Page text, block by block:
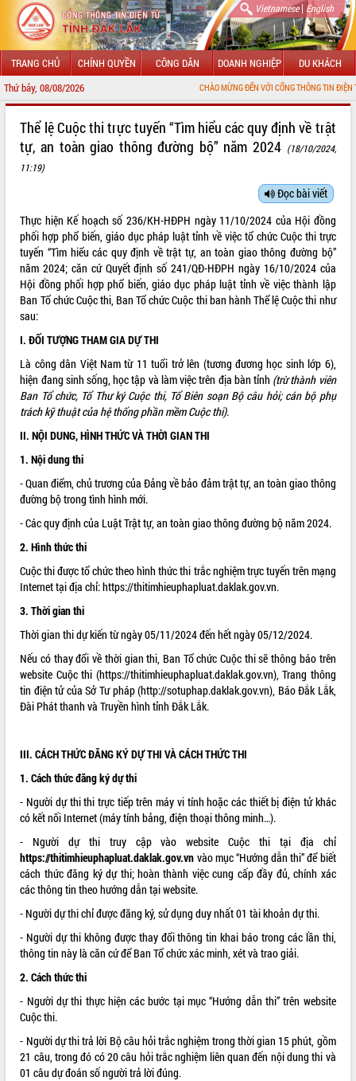
Vietnamese| English
TRANG CHỦ CHÍNH QUYỀN CÔNG DÂN DOANH NGHIỆP DU KHÁCH
Thứ bảy, 08/08/2026 CHÀO MỪNG ĐẾN VỚI CỔNG THÔNG TIN ĐIỆN TỬ TỈNH
LÃNH ĐẠO UBND TỈNH
SỞ, BAN, NGÀNH
UBND CÁC XÃ, PHƯỜNG
THÔNG TIN CHỈ ĐẠO ĐIỀU HÀNH
HỆ THỐNG VĂN BẢN
VĂN BẢN HĐND TỈNH
ĐIỂM TIN VĂN BẢN
QUY HOẠCH - KẾ HOẠCH
Khám bệnh, cấp phát thuốc miễn phí
và tặng quà người dân xã Cư Pui
Hội nghị UBND tỉnh Đắk Lắk thường kỳ
tháng 7/2026
Nam Anh hùng” và trao Huân chương
Lao động
UBND tỉnh Đắk Lắk triển khai nhiệm
vụ 6 tháng cuối năm 2026
Kỳ họp thứ Hai, Hội đồng nhân dân
tỉnh khóa XI quyết nghị nhiều nội dung
ALBUM ẢNH
Thể lệ Cuộc thi trực tuyến “Tìm hiểu các quy định về trật
tự, an toàn giao thông đường bộ” năm 2024 (18/10/2024,
11:19)
Đọc bài viết
Thực hiện Kế hoạch số 236/KH-HĐPH ngày 11/10/2024 của Hội đồng
phối hợp phổ biến, giáo dục pháp luật tỉnh về việc tổ chức Cuộc thi trực
tuyến “Tìm hiểu các quy định về trật tự, an toàn giao thông đường bộ”
năm 2024; căn cứ Quyết định số 241/QĐ-HĐPH ngày 16/10/2024 của
Hội đồng phối hợp phổ biến, giáo dục pháp luật tỉnh về việc thành lập
Ban Tổ chức Cuộc thi, Ban Tổ chức Cuộc thi ban hành Thể lệ Cuộc thi như
sau:
I. ĐỐI TƯỢNG THAM GIA DỰ THI
Là công dân Việt Nam từ 11 tuổi trở lên (tương đương học sinh lớp 6),
hiện đang sinh sống, học tập và làm việc trên địa bàn tỉnh (trừ thành viên
Ban Tổ chức, Tổ Thư ký Cuộc thi, Tổ Biên soạn Bộ câu hỏi; cán bộ phụ
trách kỹ thuật của hệ thống phần mềm Cuộc thi).
II. NỘI DUNG, HÌNH THỨC VÀ THỜI GIAN THI
1. Nội dung thi
- Quan điểm, chủ trương của Đảng về bảo đảm trật tự, an toàn giao thông
đường bộ trong tình hình mới.
- Các quy định của Luật Trật tự, an toàn giao thông đường bộ năm 2024.
2. Hình thức thi
Cuộc thi được tổ chức theo hình thức thi trắc nghiệm trực tuyến trên mạng
Internet tại địa chỉ:https://thitimhieuphapluat.daklak.gov.vn.
3. Thời gian thi
Thời gian thi dự kiến từ ngày 05/11/2024 đến hết ngày 05/12/2024.
Nếu có thay đổi về thời gian thi, Ban Tổ chức Cuộc thi sẽ thông báo trên
website Cuộc thi (https://thitimhieuphapluat.daklak.gov.vn), Trang thông
tin điện tử của Sở Tư pháp (http://sotuphap.daklak.gov.vn), Báo Đắk Lắk,
Đài Phát thanh và Truyền hình tỉnh Đắk Lắk.
III.CÁCH THỨC ĐĂNG KÝ DỰ THI VÀ CÁCH THỨCTHI
1. Cách thức đăng ký dự thi
- Người dự thi thi trực tiếp trên máy vi tính hoặc các thiết bị điện tử khác
có kết nối Internet (máy tính bảng, điện thoại thông minh…).
- Người dự thi truy cập vào website Cuộc thi tại địa chỉ
https://thitimhieuphapluat.daklak.gov.vn vào mục “Hướng dẫn thi” để biết
cách thức đăng ký dự thi; hoàn thành việc cung cấp đầy đủ, chính xác
các thông tin theo hướng dẫn tại website.
- Người dự thi chỉ được đăng ký, sử dụng duy nhất 01 tài khoản dự thi.
- Người dự thi không được thay đổi thông tin khai báo trong các lần thi,
thông tin này là căn cứ để Ban Tổ chức xác minh, xét và trao giải.
2. Cách thức thi
- Người dự thi thực hiện các bước tại mục “Hướng dẫn thi” trên website
Cuộc thi.
- Người dự thi trả lời Bộ câu hỏi trắc nghiệm trong thời gian 15 phút, gồm
21 câu, trong đó có 20 câu hỏi trắc nghiệm liên quan đến nội dung thi và
01 câu dự đoán số người trả lời đúng.